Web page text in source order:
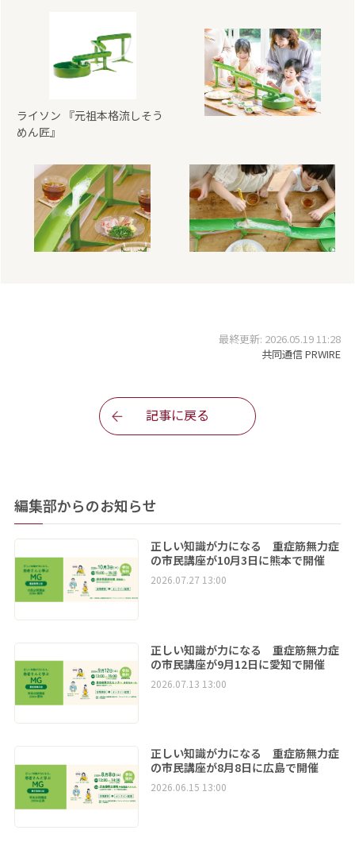
ライソン 『元祖本格流しそう
めん匠』
最終更新: 2026.05.19 11:28
共同通信 PRWIRE
記事に戻る
編集部からのお知らせ
正しい知識が力になる 重症筋無力症
の市民講座が10月3日に熊本で開催
2026.07.27 13:00
正しい知識が力になる 重症筋無力症
の市民講座が9月12日に愛知で開催
2026.07.13 13:00
正しい知識が力になる 重症筋無力症
の市民講座が8月8日に広島で開催
2026.06.15 13:00